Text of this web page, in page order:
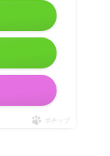
ポチップ